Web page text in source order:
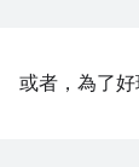
或者，為了